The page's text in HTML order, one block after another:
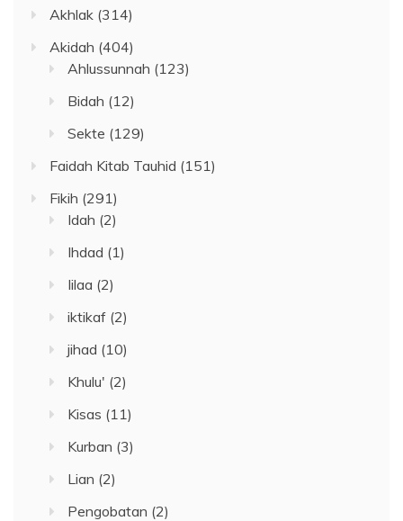
Akhlak (314)
Akidah (404)
Ahlussunnah (123)
Bidah (12)
Sekte (129)
Faidah Kitab Tauhid (151)
Fikih (291)
Idah (2)
Ihdad (1)
Iilaa (2)
iktikaf (2)
jihad (10)
Khulu' (2)
Kisas (11)
Kurban (3)
Lian (2)
Pengobatan (2)